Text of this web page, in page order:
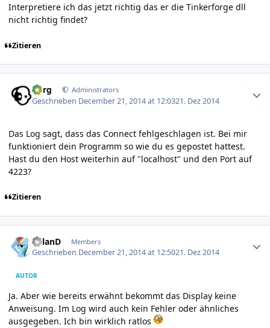
Interpretiere ich das jetzt richtig das er die Tinkerforge dll
nicht richtig findet?
Zitieren
borg Administrators
Geschrieben December 21, 2014 at 12:0321. Dez 2014
Das Log sagt, dass das Connect fehlgeschlagen ist. Bei mir
funktioniert dein Programm so wie du es gepostet hattest.
Hast du den Host weiterhin auf "localhost" und den Port auf
4223?
Zitieren
R0lanD Members
Geschrieben December 21, 2014 at 12:5021. Dez 2014
AUTOR
Ja. Aber wie bereits erwähnt bekommt das Display keine
Anweisung. Im Log wird auch kein Fehler oder ähnliches
ausgegeben. Ich bin wirklich ratlos